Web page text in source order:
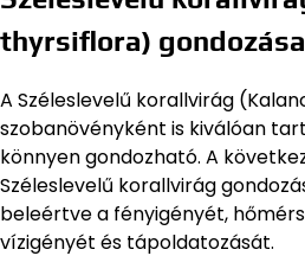
thyrsiflora)
A Széleslevelű korallvirág
szobanövényként is kiválóan
könnyen gondozható. A
Széleslevelű korallvirág
beleértve a fényigényét,
vízigényét és tápoldatozását.